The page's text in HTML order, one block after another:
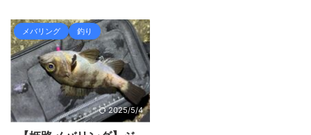
近でメバリングをやってみま
した。 まぁ渋い！釣れな
い！！ほぼ生命感が無く全然
楽しくありませんでした(笑)
それでは釣行の様子を見て行
きましょ ...
規ポイント開拓成功で、それ
なりの釣果を得る事が出来ま
した。
https://zaltz.blog/squid-
fishing-2024-1/ 前回のヤリイ
カ釣り ヤリイカウキ釣りは待
ちの釣りでダルいけど、久し
メバリング 釣り
2025/5/4